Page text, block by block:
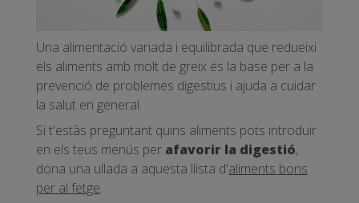
Una alimentació variada i equilibrada que redueixi
els aliments amb molt de greix és la base per a la
prevenció de problemes digestius i ajuda a cuidar
la salut en general.
Si t'estàs preguntant quins aliments pots introduir
en els teus menús per afavorir la digestió,
dona una ullada a aquesta llista d'aliments bons
per al fetge.